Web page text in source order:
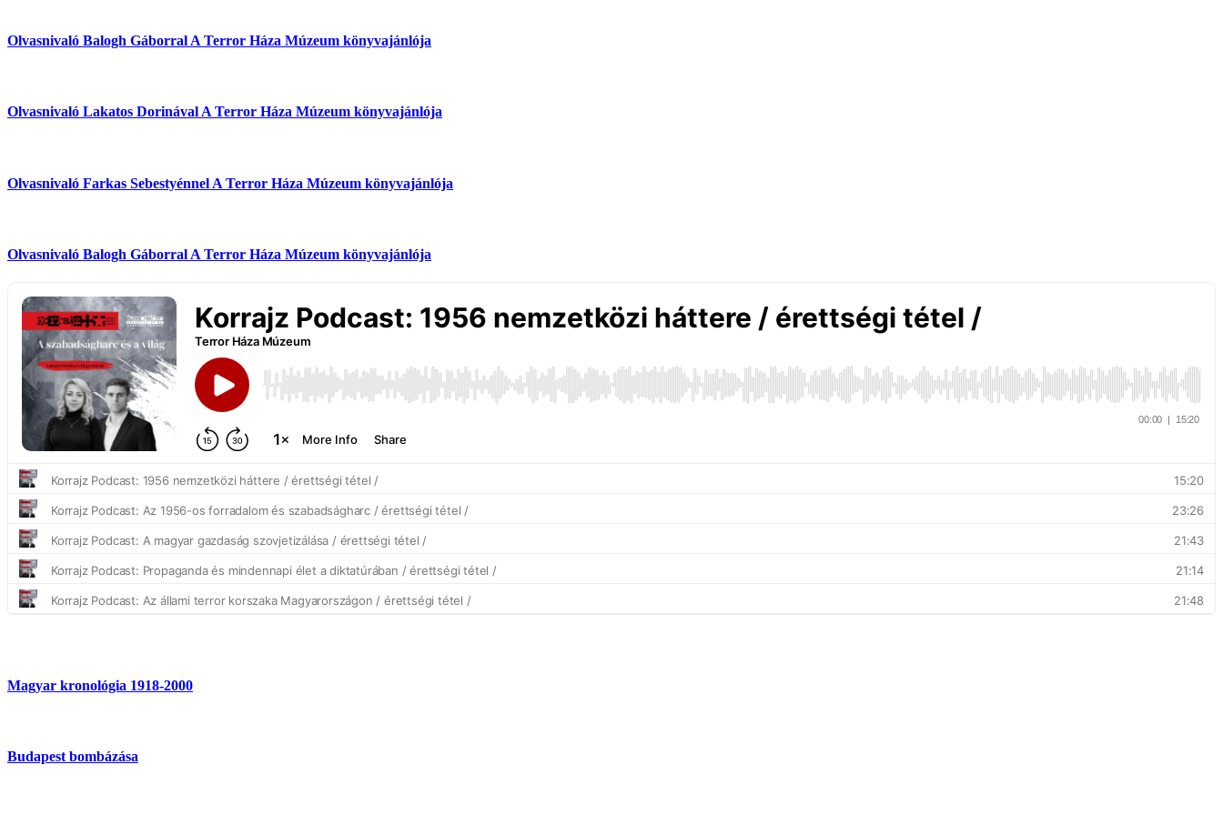
Olvasnivaló Balogh Gáborral A Terror Háza Múzeum könyvajánlója
Olvasnivaló Lakatos Dorinával A Terror Háza Múzeum könyvajánlója
Olvasnivaló Farkas Sebestyénnel A Terror Háza Múzeum könyvajánlója
Olvasnivaló Balogh Gáborral A Terror Háza Múzeum könyvajánlója
Magyar kronológia 1918-2000
Budapest bombázása